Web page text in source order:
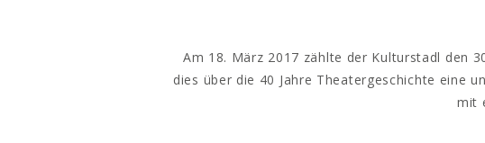
Am 18. März 2017 zählte der Kulturstadl den
dies über die 40 Jahre Theatergeschichte eine
mit